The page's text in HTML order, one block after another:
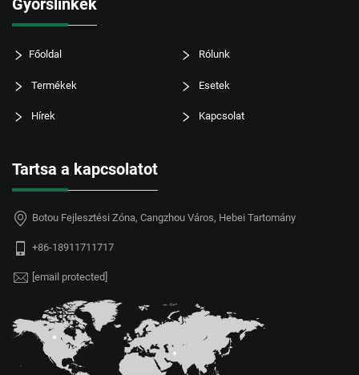
Főoldal Rólunk
Termékek Esetek
Hírek Kapcsolat
Tartsa a kapcsolatot
Botou Fejlesztési Zóna, Cangzhou Város, Hebei Tartomány
+86-18911711717
[email protected]